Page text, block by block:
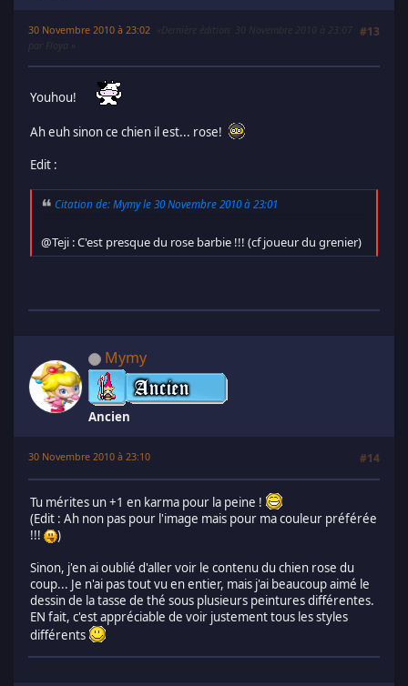
30 Novembre 2010 à 23:02 #13
Dernière édition
: 30 Novembre 2010 à 23:07
par Floya
Youhou!
Ah euh sinon ce chien il est... rose!
Edit :
Citation de: Mymy le 30 Novembre 2010 à 23:01
@Teji : C'est presque du rose barbie !!! (cf joueur du grenier)
Mymy
Ancien
30 Novembre 2010 à 23:10 #14
Tu mérites un +1 en karma pour la peine !
(Edit : Ah non pas pour l'image mais pour ma couleur préférée
!!!
)
Sinon, j'en ai oublié d'aller voir le contenu du chien rose du
coup... Je n'ai pas tout vu en entier, mais j'ai beaucoup aimé le
dessin de la tasse de thé sous plusieurs peintures différentes.
EN fait, c'est appréciable de voir justement tous les styles
différents